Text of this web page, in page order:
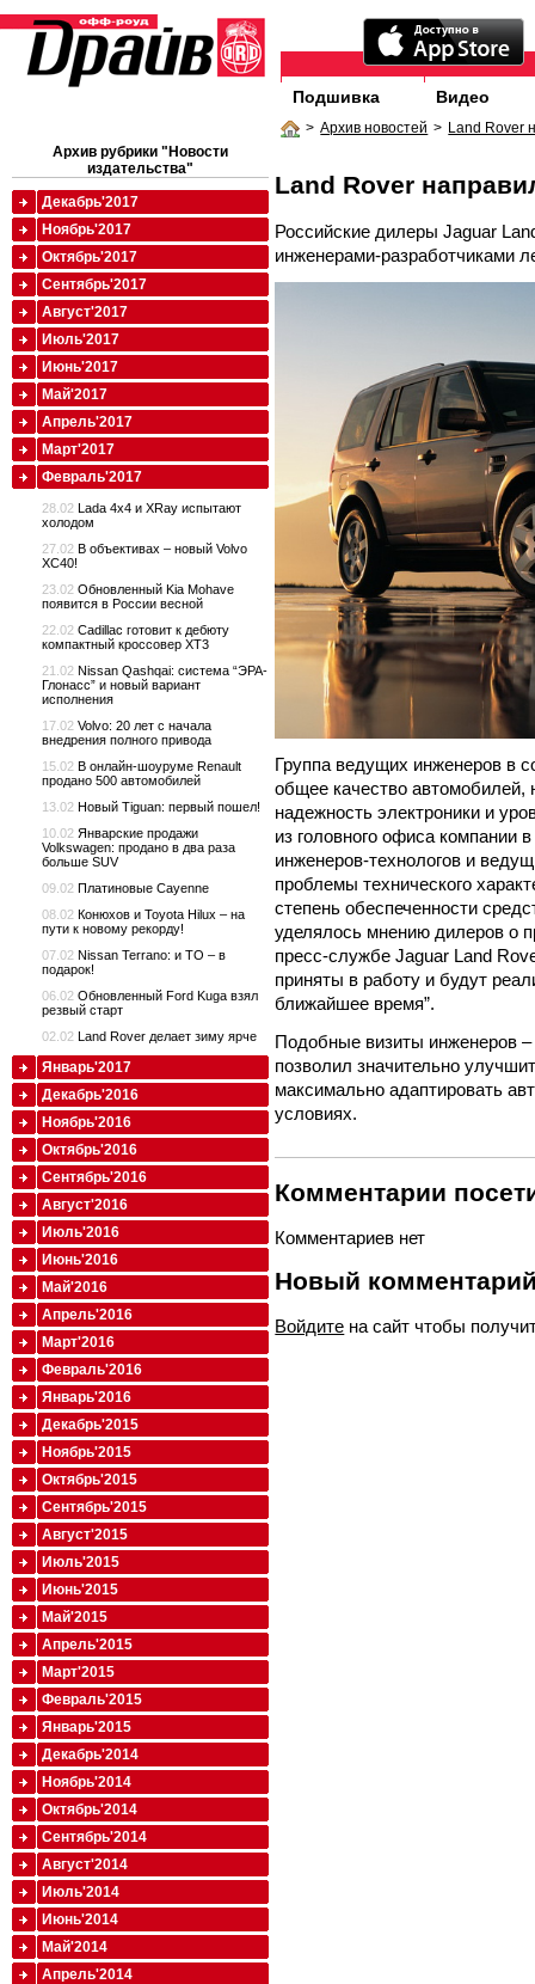
Подшивка Видео
> Архив новостей > Land Rover
Land Rover
Российские дилеры Jaguar
инженерами-разработчиками
Группа ведущих инженеров в
общее качество автомобилей,
надежность электроники и
из головного офиса компании
инженеров-технологов и
проблемы технического
степень обеспеченности
уделялось мнению дилеров о
пресс-службе Jaguar Land
приняты в работу и будут
ближайшее время”.
Подобные визиты инженеров
позволил значительно
максимально адаптировать
условиях.
Комментарии
Комментариев нет
Новый
Войдите на сайт чтобы
Архив рубрики "Новости
издательства"
Декабрь'2017
Ноябрь'2017
Октябрь'2017
Сентябрь'2017
Август'2017
Июль'2017
Июнь'2017
Май'2017
Апрель'2017
Март'2017
Февраль'2017
28.02 Lada 4x4 и XRay испытают
холодом
27.02 В объективах – новый Volvo
XC40!
23.02 Обновленный Kia Mohave
появится в России весной
22.02 Cadillac готовит к дебюту
компактный кроссовер XT3
21.02 Nissan Qashqai: система “ЭРА-
Глонасс” и новый вариант
исполнения
17.02 Volvo: 20 лет с начала
внедрения полного привода
15.02 В онлайн-шоуруме Renault
продано 500 автомобилей
13.02 Новый Tiguan: первый пошел!
10.02 Январские продажи
Volkswagen: продано в два раза
больше SUV
09.02 Платиновые Cayenne
08.02 Конюхов и Toyota Hilux – на
пути к новому рекорду!
07.02 Nissan Terrano: и ТО – в
подарок!
06.02 Обновленный Ford Kuga взял
резвый старт
02.02 Land Rover делает зиму ярче
Январь'2017
Декабрь'2016
Ноябрь'2016
Октябрь'2016
Сентябрь'2016
Август'2016
Июль'2016
Июнь'2016
Май'2016
Апрель'2016
Март'2016
Февраль'2016
Январь'2016
Декабрь'2015
Ноябрь'2015
Октябрь'2015
Сентябрь'2015
Август'2015
Июль'2015
Июнь'2015
Май'2015
Апрель'2015
Март'2015
Февраль'2015
Январь'2015
Декабрь'2014
Ноябрь'2014
Октябрь'2014
Сентябрь'2014
Август'2014
Июль'2014
Июнь'2014
Май'2014
Апрель'2014